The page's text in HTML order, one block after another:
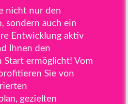
nicht nur den
sondern auch ein
Entwicklung aktiv
Ihnen den
Start ermöglicht! Vom
Sie von
gezielten